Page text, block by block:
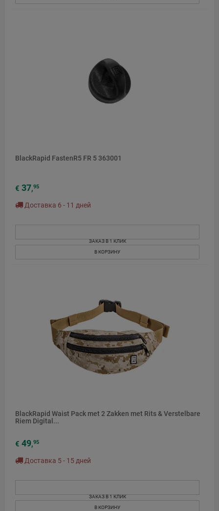
BlackRapid FastenR5 FR 5 363001
€ 37,95
Доставка 6 - 11 дней
ЗАКАЗ В 1 КЛИК
В КОРЗИНУ
BlackRapid Waist Pack met 2 Zakken met Rits & Verstelbare
Riem Digital...
€ 49,95
Доставка 5 - 15 дней
ЗАКАЗ В 1 КЛИК
В КОРЗИНУ